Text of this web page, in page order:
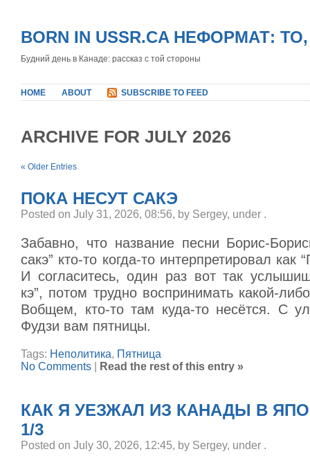
BORN IN USSR.CA НЕФОРМАТ:
Будний день в Канаде: рассказ с той стороны
HOME ABOUT SUBSCRIBE TO FEED
ARCHIVE FOR JULY 2026
« Older Entries
ПОКА НЕСУТ САКЭ
Posted on July 31, 2026, 08:56, by Sergey, under .
Забавно, что название песни Борис-
сакэ” кто-то когда-то интерпретировал как
И согласитесь, один раз вот так
кэ”, потом трудно воспринимать какой-
Вобщем, кто-то там куда-то несётся. С
Фудзи вам пятницы.
Tags: Неполитика, Пятница
No Comments
Read the rest of this entry »
КАК Я УЕЗЖАЛ ИЗ КАНАДЫ В
1/3
Posted on July 30, 2026, 12:45, by Sergey, under .